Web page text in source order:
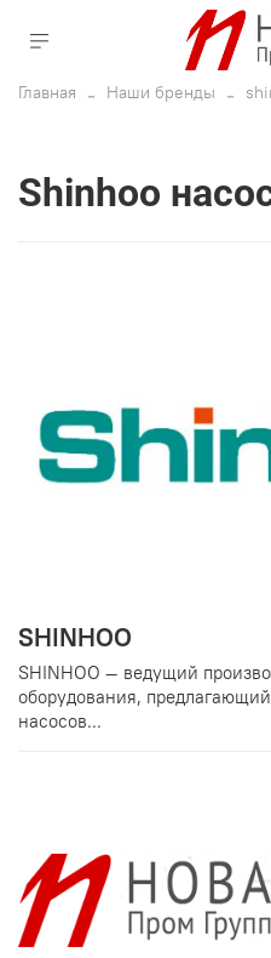
Главная Наши бренды
shinhoo
SHINHOO
SHINHOO — ведущий
оборудования,
насосов...